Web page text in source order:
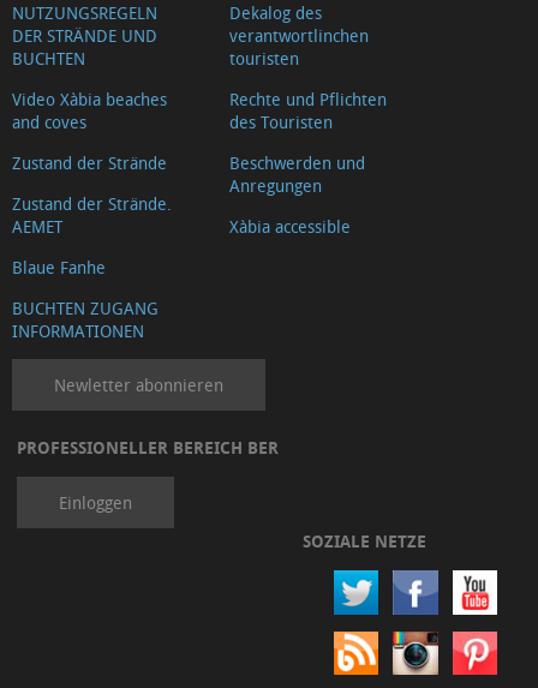
NUTZUNGSREGELN
DER STRÄNDE UND
BUCHTEN
Video Xàbia beaches
and coves
Zustand der Strände
Zustand der Strände.
AEMET
Blaue Fanhe
BUCHTEN ZUGANG
INFORMATIONEN
Dekalog des
verantwortlinchen
touristen
Rechte und Pflichten
des Touristen
Beschwerden und
Anregungen
Xàbia accessible
Newletter abonnieren
PROFESSIONELLER BEREICH BER
Einloggen
SOZIALE NETZE